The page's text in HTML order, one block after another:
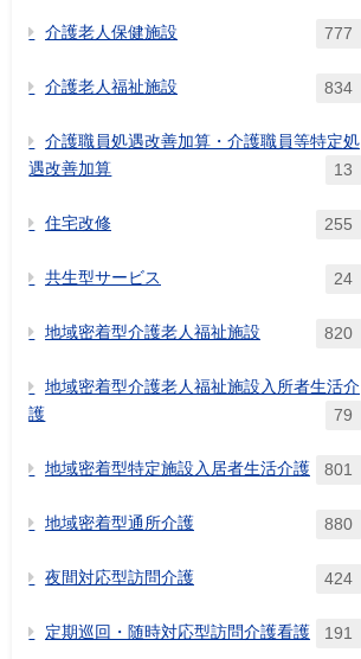
介護老人保健施設 777
介護老人福祉施設 834
介護職員処遇改善加算・介護職員等特定処
遇改善加算
13
住宅改修 255
共生型サービス 24
地域密着型介護老人福祉施設 820
地域密着型介護老人福祉施設入所者生活介
護
79
地域密着型特定施設入居者生活介護 801
地域密着型通所介護 880
夜間対応型訪問介護 424
定期巡回・随時対応型訪問介護看護 191